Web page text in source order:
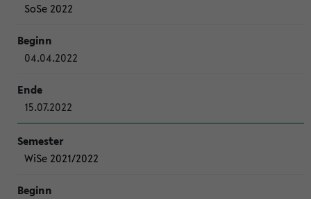
SoSe 2022
04.04.2022
15.07.2022
WiSe 2021/2022